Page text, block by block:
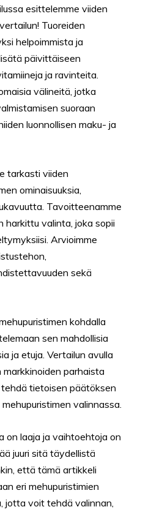
esittelemme viiden
Tuoreiden
helpoimmista ja
päivittäiseen
ja ravinteita.
välineitä, jotka
suoraan
luonnollisen maku- ja
tarkasti viiden
ominaisuuksia,
Tavoitteenamme
harkittu valinta, joka sopii
Arvioimme
sekä
kohdalla
sen mahdollisia
ja etuja. Vertailun avulla
parhaista
tietoisen päätöksen
valinnassa.
on laaja ja vaihtoehtoja on
juuri sitä täydellistä
että tämä artikkeli
eri mehupuristimien
jotta voit tehdä valinnan,